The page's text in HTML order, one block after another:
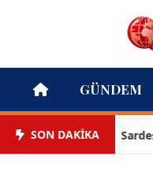
GÜNDEM
SON DAKİKASardes